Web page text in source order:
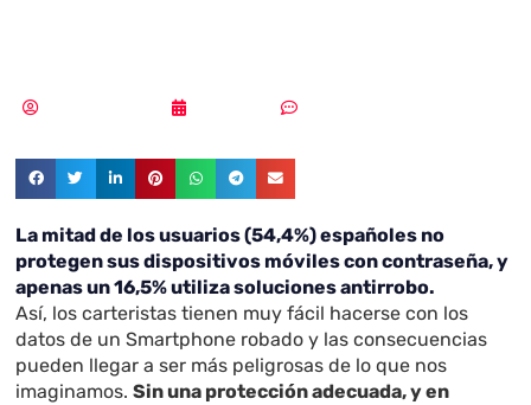
La mitad de los usuarios (54,4%) españoles no
protegen sus dispositivos móviles con contraseña, y
apenas un 16,5% utiliza soluciones antirrobo.
Así, los carteristas tienen muy fácil hacerse con los
datos de un Smartphone robado y las consecuencias
pueden llegar a ser más peligrosas de lo que nos
imaginamos.Sin una protección adecuada, y en